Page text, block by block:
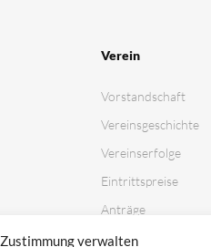
Zustimmung verwalten
Verein
Vorstandschaft
Vereinsgeschichte
Vereinserfolge
Eintrittspreise
Anträge
Partner & Sponsoren